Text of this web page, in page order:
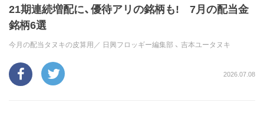
21期連続増配に、優待アリの銘柄も! 7月の配当金
銘柄6選
今月の配当タヌキの皮算用／ 日興フロッギー編集部 、 吉本ユータヌキ
2026.07.08